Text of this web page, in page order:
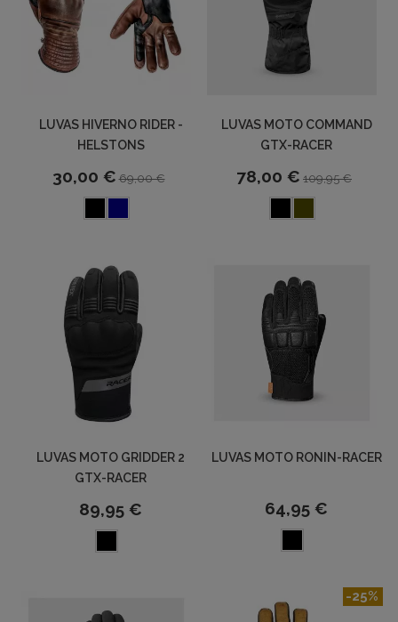
LUVAS HIVERNO RIDER -
HELSTONS
30,00 € 69,00 €
LUVAS MOTO COMMAND
GTX-RACER
78,00 € 109,95 €
LUVAS MOTO GRIDDER 2
GTX-RACER
89,95 €
LUVAS MOTO RONIN-RACER
64,95 €
-25%